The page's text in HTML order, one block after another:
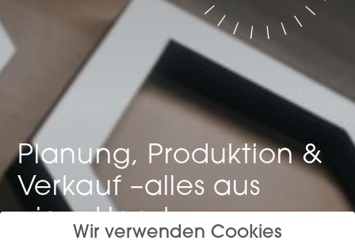
Planung, Produktion &
Verkauf –alles aus
einer Hand.
Wir verwenden Cookies